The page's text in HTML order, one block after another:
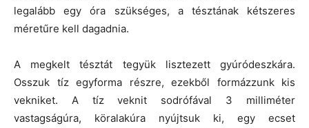
legalább egy óra szükséges, a tésztának kétszeres
méretűre kell dagadnia.
A megkelt tésztát tegyük lisztezett gyúródeszkára.
Osszuk tíz egyforma részre, ezekből formázzunk kis
vekniket. A tíz veknit sodrófával 3 milliméter
vastagságúra, köralakúra nyújtsuk ki, egy ecset